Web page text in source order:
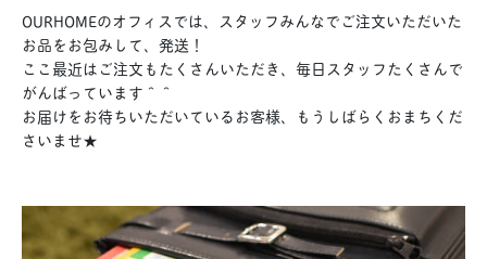
OURHOMEのオフィスでは、スタッフみんなでご注文いただいた
お品をお包みして、発送！
ここ最近はご注文もたくさんいただき、毎日スタッフたくさんで
がんばっています＾＾
お届けをお待ちいただいているお客様、もうしばらくおまちくだ
さいませ★